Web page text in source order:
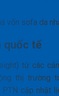
vốn sofa da
quốc tế
từ các
thị trường
PTN cập nhật